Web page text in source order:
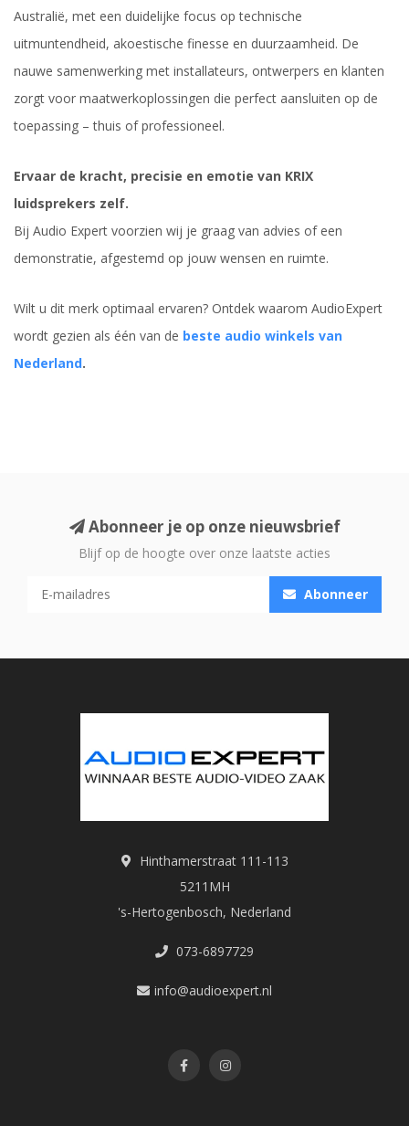
Australië, met een duidelijke focus op technische
uitmuntendheid, akoestische finesse en duurzaamheid. De
nauwe samenwerking met installateurs, ontwerpers en klanten
zorgt voor maatwerkoplossingen die perfect aansluiten op de
toepassing – thuis of professioneel.
Ervaar de kracht, precisie en emotie van KRIX
luidsprekers zelf.
Bij Audio Expert voorzien wij je graag van advies of een
demonstratie, afgestemd op jouw wensen en ruimte.
Wilt u dit merk optimaal ervaren? Ontdek waarom AudioExpert
wordt gezien als één van de beste audio winkels van
Nederland.
Abonneer je op onze nieuwsbrief
Blijf op de hoogte over onze laatste acties
Abonneer
Hinthamerstraat 111-113
5211MH
's-Hertogenbosch, Nederland
073-6897729
info@audioexpert.nl